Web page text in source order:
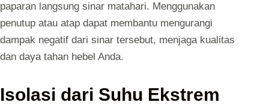
paparan langsung sinar matahari. Menggunakan
penutup atau atap dapat membantu mengurangi
dampak negatif dari sinar tersebut, menjaga kualitas
dan daya tahan hebel Anda.
Isolasi dari Suhu Ekstrem